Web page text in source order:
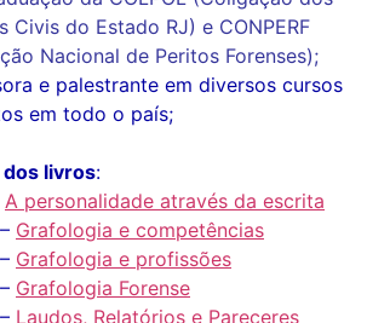
Civis do Estado RJ) e CONPERF
Nacional de Peritos Forenses);
e palestrante em diversos cursos
em todo o país;
livros:
A personalidade através da escrita
Grafologia e competências
Grafologia e profissões
Grafologia Forense
Laudos, Relatórios e Pareceres